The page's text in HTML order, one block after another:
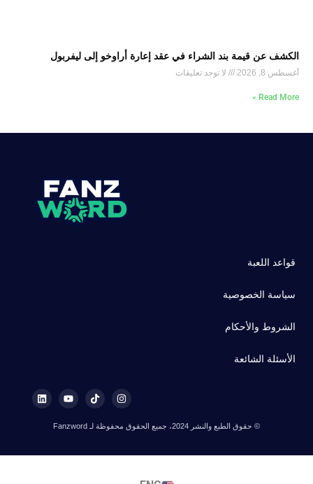
الكشف عن قيمة بند الشراء في عقد إعارة أراوخو إلى ليفربول
أغسطس 8, 2026 لا توجد تعليقات
Read More »
قواعد اللعبة
سياسة الخصوصية
الشروط والأحكام
الأسئلة الشائعة
© حقوق الطبع والنشر 2024، جميع الحقوق محفوظة لـ Fanzword